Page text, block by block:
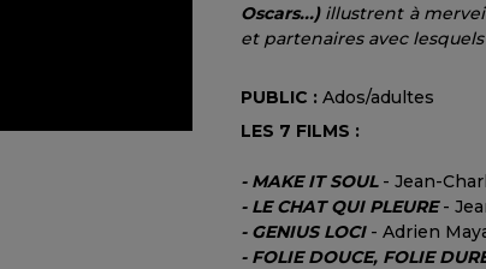
Oscars...)illustrent à
et partenaires avec
PUBLIC : Ados/adultes
LES 7 FILMS :
- MAKE IT SOUL- Jean-
- LE CHAT QUI PLEURE -
- GENIUS LOCI - Adrien
- FOLIE DOUCE, FOLIE